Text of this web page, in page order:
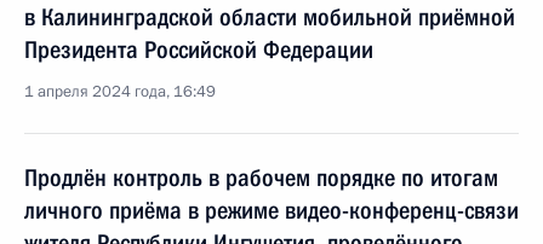
в Калининградской области мобильной приёмной
Президента Российской Федерации
1 апреля 2024 года, 16:49
Продлён контроль в рабочем порядке по итогам
личного приёма в режиме видео-конференц-связи